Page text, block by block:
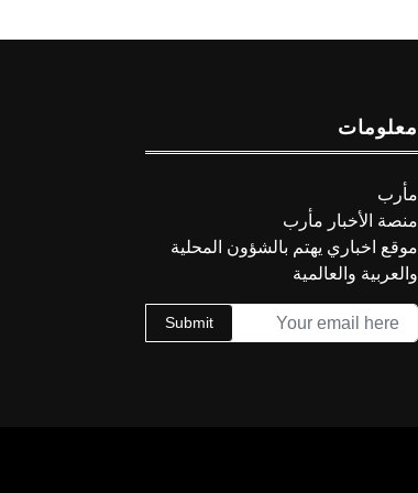
معلومات
مأرب
منصة الأخبار مأرب
موقع اخباري يهتم بالشؤون المحلية
والعربية والعالمية
Submit